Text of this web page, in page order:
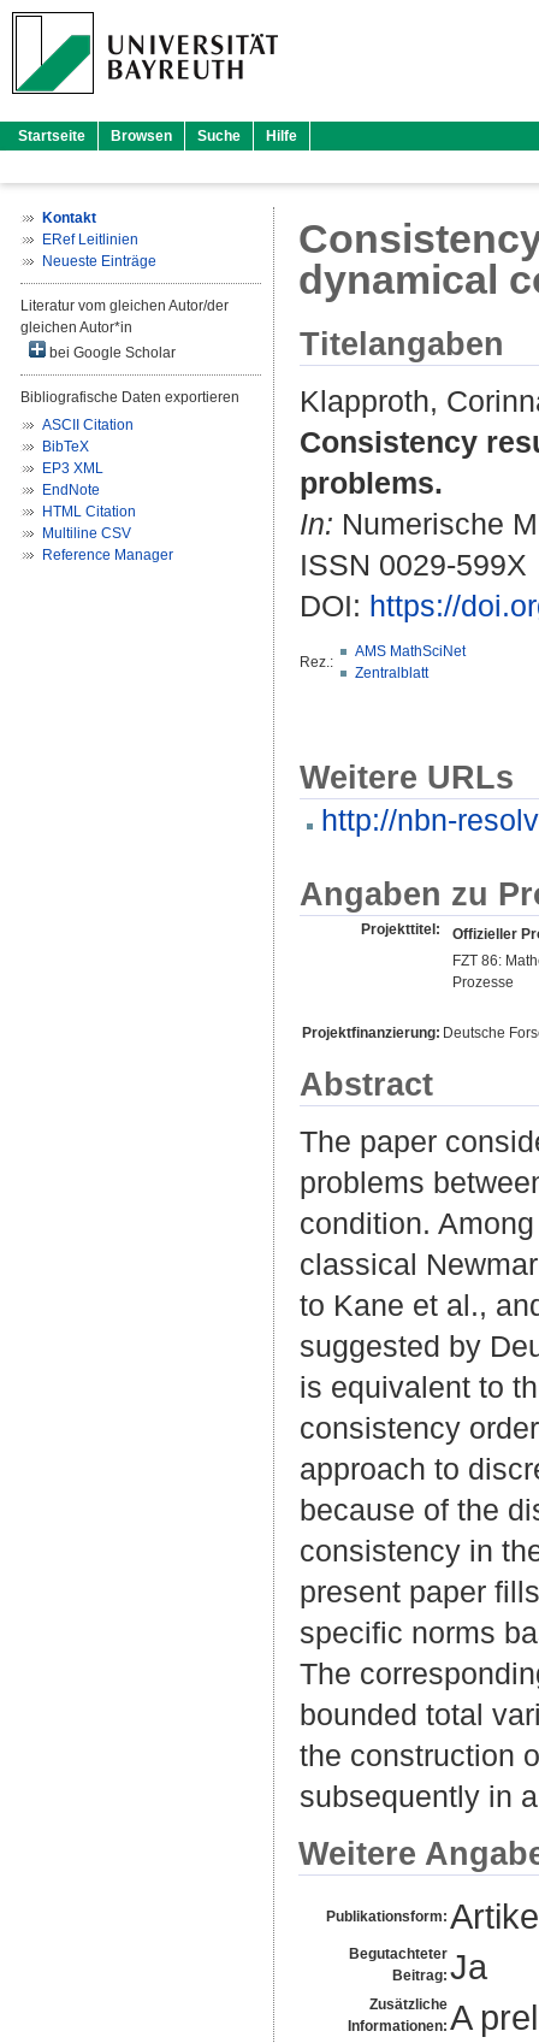
Startseite Browsen Suche Hilfe
Kontakt
ERef Leitlinien
Neueste Einträge
Literatur vom gleichen Autor/der
gleichen Autor*in
bei Google Scholar
Bibliografische Daten exportieren
ASCII Citation
BibTeX
EP3 XML
EndNote
HTML Citation
Multiline CSV
Reference Manager
dynamical
Titelangaben
Klapproth,
Consistency
problems.
In: Numerische
ISSN 0029-599X
DOI: https://
Rez.:
AMS MathSciNet
Zentralblatt
Weitere URLs
http://nbn-
Angaben zu
Projekttitel:
Offizieller
FZT 86:
Prozesse
Projektfinanzierung: Deutsche
Abstract
The paper
problems
condition.
classical
to Kane et al.,
suggested by
is equivalent to
consistency
approach to
because of the
consistency in
present paper
specific norms
The
bounded total
the construction
subsequently in
Weitere
Publikationsform:
Begutachteter
Beitrag: Ja
Zusätzliche
Informationen: A